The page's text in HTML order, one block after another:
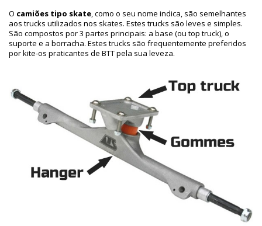
O camiões tipo skate, como o seu nome indica, são semelhantes
aos trucks utilizados nos skates. Estes trucks são leves e simples.
São compostos por 3 partes principais: a base (ou top truck), o
suporte e a borracha. Estes trucks são frequentemente preferidos
por kite-os praticantes de BTT pela sua leveza.